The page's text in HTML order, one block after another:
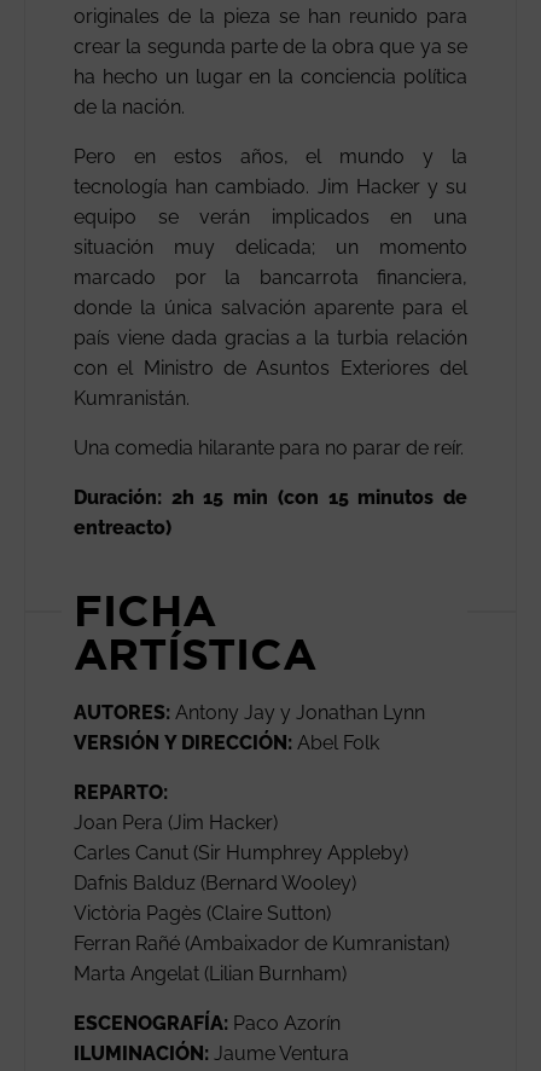
originales de la pieza se han reunido para
crear la segunda parte de la obra que ya se
ha hecho un lugar en la conciencia política
de la nación.
Pero en estos años, el mundo y la
tecnología han cambiado. Jim Hacker y su
equipo se verán implicados en una
situación muy delicada; un momento
marcado por la bancarrota financiera,
donde la única salvación aparente para el
país viene dada gracias a la turbia relación
con el Ministro de Asuntos Exteriores del
Kumranistán.
Una comedia hilarante para no parar de reír.
Duración: 2h 15 min (con 15 minutos de
entreacto)
FICHA
ARTÍSTICA
AUTORES: Antony Jay y Jonathan Lynn
VERSIÓN Y DIRECCIÓN: Abel Folk
REPARTO:
Joan Pera (Jim Hacker)
Carles Canut (Sir Humphrey Appleby)
Dafnis Balduz (Bernard Wooley)
Victòria Pagès (Claire Sutton)
Ferran Rañé (Ambaixador de Kumranistan)
Marta Angelat (Lilian Burnham)
ESCENOGRAFÍA: Paco Azorín
ILUMINACIÓN: Jaume Ventura